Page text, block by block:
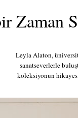
Zaman
Leyla Alaton,
sanatseverlerle
koleksiyonun